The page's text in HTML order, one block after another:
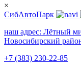
×
СибАвтоПарк
наш адрес: Лётный
Новосибирский
+7 (383) 230-22-85